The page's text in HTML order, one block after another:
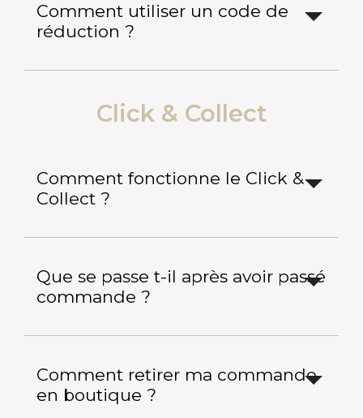
Comment utiliser un code de
réduction ?
Click & Collect
Comment fonctionne le Click &
Collect ?
Que se passe t-il après avoir passé
commande ?
Comment retirer ma commande
en boutique ?